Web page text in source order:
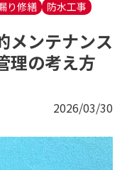
り修繕
防水工事
メンテナンス
理の考え方
2026/03/30